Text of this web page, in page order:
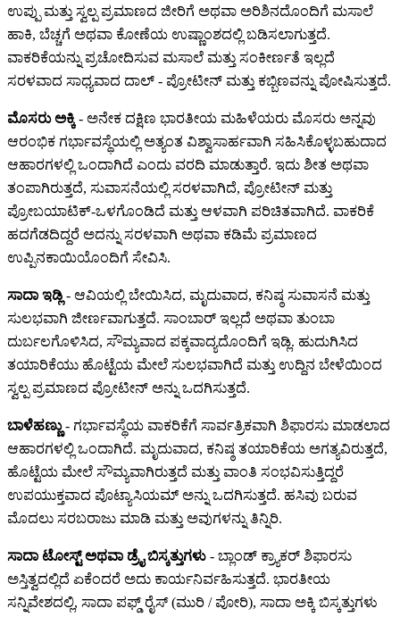
ಉಪ್ಪು ಮತ್ತು ಸ್ವಲ್ಪ ಪ್ರಮಾಣದ ಜೀರಿಗೆ ಅಥವಾ ಅರಿಶಿನದೊಂದಿಗೆ ಮಸಾಲೆ
ಹಾಕಿ, ಬೆಚ್ಚಗೆ ಅಥವಾ ಕೋಣೆಯ ಉಷ್ಣಾಂಶದಲ್ಲಿ ಬಡಿಸಲಾಗುತ್ತದೆ.
ವಾಕರಿಕೆಯನ್ನು ಪ್ರಚೋದಿಸುವ ಮಸಾಲೆ ಮತ್ತು ಸಂಕೀರ್ಣತೆ ಇಲ್ಲದೆ
ಸರಳವಾದ ಸಾಧ್ಯವಾದ ದಾಲ್ - ಪ್ರೋಟೀನ್ ಮತ್ತು ಕಬ್ಬಿಣವನ್ನು ಪೋಷಿಸುತ್ತದೆ.
ಮೊಸರು ಅಕ್ಕಿ - ಅನೇಕ ದಕ್ಷಿಣ ಭಾರತೀಯ ಮಹಿಳೆಯರು ಮೊಸರು ಅನ್ನವು
ಆರಂಭಿಕ ಗರ್ಭಾವಸ್ಥೆಯಲ್ಲಿ ಅತ್ಯಂತ ವಿಶ್ವಾಸಾರ್ಹವಾಗಿ ಸಹಿಸಿಕೊಳ್ಳಬಹುದಾದ
ಆಹಾರಗಳಲ್ಲಿ ಒಂದಾಗಿದೆ ಎಂದು ವರದಿ ಮಾಡುತ್ತಾರೆ. ಇದು ಶೀತ ಅಥವಾ
ತಂಪಾಗಿರುತ್ತದೆ, ಸುವಾಸನೆಯಲ್ಲಿ ಸರಳವಾಗಿದೆ, ಪ್ರೋಟೀನ್ ಮತ್ತು
ಪ್ರೋಬಯಾಟಿಕ್-ಒಳಗೊಂಡಿದೆ ಮತ್ತು ಆಳವಾಗಿ ಪರಿಚಿತವಾಗಿದೆ. ವಾಕರಿಕೆ
ಹದಗೆಡದಿದ್ದರೆ ಅದನ್ನು ಸರಳವಾಗಿ ಅಥವಾ ಕಡಿಮೆ ಪ್ರಮಾಣದ
ಉಪ್ಪಿನಕಾಯಿಯೊಂದಿಗೆ ಸೇವಿಸಿ.
ಸಾದಾ ಇಡ್ಲಿ - ಆವಿಯಲ್ಲಿ ಬೇಯಿಸಿದ, ಮೃದುವಾದ, ಕನಿಷ್ಠ ಸುವಾಸನೆ ಮತ್ತು
ಸುಲಭವಾಗಿ ಜೀರ್ಣವಾಗುತ್ತದೆ. ಸಾಂಬಾರ್ ಇಲ್ಲದೆ ಅಥವಾ ತುಂಬಾ
ದುರ್ಬಲಗೊಳಿಸಿದ, ಸೌಮ್ಯವಾದ ಪಕ್ಕವಾದ್ಯದೊಂದಿಗೆ ಇಡ್ಲಿ. ಹುದುಗಿಸಿದ
ತಯಾರಿಕೆಯು ಹೊಟ್ಟೆಯ ಮೇಲೆ ಸುಲಭವಾಗಿದೆ ಮತ್ತು ಉದ್ದಿನ ಬೇಳೆಯಿಂದ
ಸ್ವಲ್ಪ ಪ್ರಮಾಣದ ಪ್ರೋಟೀನ್ ಅನ್ನು ಒದಗಿಸುತ್ತದೆ.
ಬಾಳೆಹಣ್ಣು- ಗರ್ಭಾವಸ್ಥೆಯ ವಾಕರಿಕೆಗೆ ಸಾರ್ವತ್ರಿಕವಾಗಿ ಶಿಫಾರಸು ಮಾಡಲಾದ
ಆಹಾರಗಳಲ್ಲಿ ಒಂದಾಗಿದೆ. ಮೃದುವಾದ, ಕನಿಷ್ಠ ತಯಾರಿಕೆಯ ಅಗತ್ಯವಿರುತ್ತದೆ,
ಹೊಟ್ಟೆಯ ಮೇಲೆ ಸೌಮ್ಯವಾಗಿರುತ್ತದೆ ಮತ್ತು ವಾಂತಿ ಸಂಭವಿಸುತ್ತಿದ್ದರೆ
ಉಪಯುಕ್ತವಾದ ಪೊಟ್ಯಾಸಿಯಮ್ ಅನ್ನು ಒದಗಿಸುತ್ತದೆ. ಹಸಿವು ಬರುವ
ಮೊದಲು ಸರಬರಾಜು ಮಾಡಿ ಮತ್ತು ಅವುಗಳನ್ನು ತಿನ್ನಿರಿ.
ಸಾದಾ ಟೋಸ್ಟ್ ಅಥವಾ ಡ್ರೈ ಬಿಸ್ಕತ್ತುಗಳು - ಬ್ಲಾಂಡ್ ಕ್ರ್ಯಾಕರ್ ಶಿಫಾರಸು
ಅಸ್ತಿತ್ವದಲ್ಲಿದೆ ಏಕೆಂದರೆ ಅದು ಕಾರ್ಯನಿರ್ವಹಿಸುತ್ತದೆ. ಭಾರತೀಯ
ಸನ್ನಿವೇಶದಲ್ಲಿ, ಸಾದಾ ಪಫ್ಡ್ ರೈಸ್ (ಮುರಿ / ಪೋರಿ), ಸಾದಾ ಅಕ್ಕಿ ಬಿಸ್ಕತ್ತುಗಳು